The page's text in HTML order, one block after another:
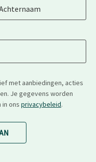
met aanbiedingen, acties
Je gegevens worden
ons privacybeleid.